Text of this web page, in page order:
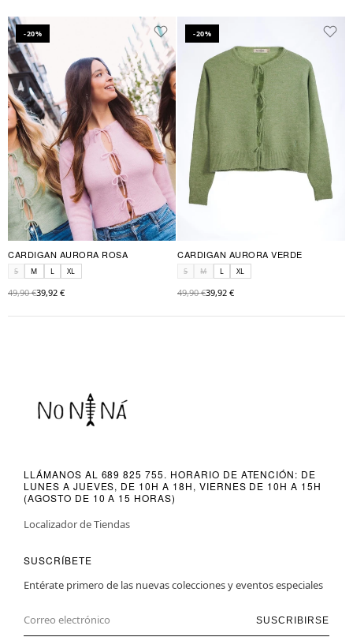
-20%
CARDIGAN AURORA ROSA
S M L XL
49,90 €39,92 €
-20%
CARDIGAN AURORA VERDE
S M L XL
49,90 €39,92 €
LLÁMANOS AL 689 825 755. HORARIO DE ATENCIÓN: DE
LUNES A JUEVES, DE 10H A 18H, VIERNES DE 10H A 15H
(AGOSTO DE 10 A 15 HORAS)
Localizador de Tiendas
SUSCRÍBETE
Entérate primero de las nuevas colecciones y eventos especiales
SUSCRIBIRSE